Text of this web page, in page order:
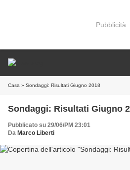
Pubblicità
Casa » Sondaggi: Risultati Giugno 2018
Sondaggi: Risultati Giugno
Pubblicato su 29/06/PM 23:01
Da Marco Liberti